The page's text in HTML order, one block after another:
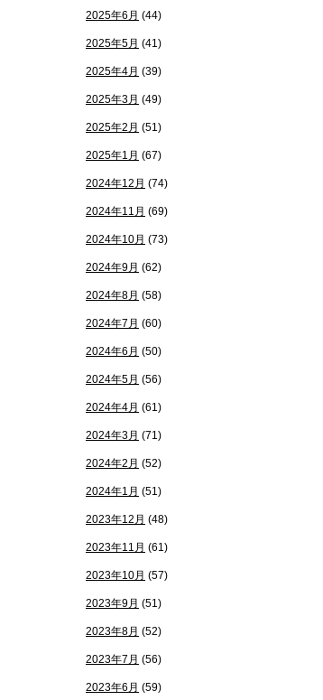
2025年6月 (44)
2025年5月 (41)
2025年4月 (39)
2025年3月 (49)
2025年2月 (51)
2025年1月 (67)
2024年12月 (74)
2024年11月 (69)
2024年10月 (73)
2024年9月 (62)
2024年8月 (58)
2024年7月 (60)
2024年6月 (50)
2024年5月 (56)
2024年4月 (61)
2024年3月 (71)
2024年2月 (52)
2024年1月 (51)
2023年12月 (48)
2023年11月 (61)
2023年10月 (57)
2023年9月 (51)
2023年8月 (52)
2023年7月 (56)
2023年6月 (59)